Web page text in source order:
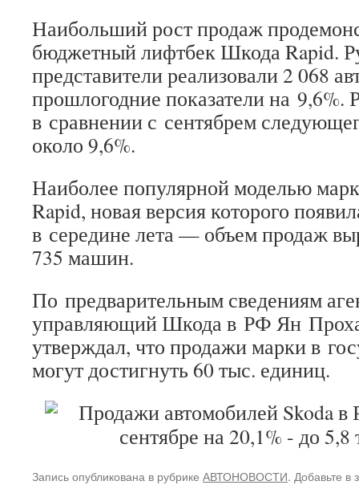
Наибольший рост продаж
бюджетный лифтбек Шкода Rapid.
представители реализовали 2 068
прошлогодние показатели на 9,6%.
в сравнении с сентябрем
около 9,6%.
Наиболее популярной моделью
Rapid, новая версия которого
в середине лета — объем продаж
735 машин.
По предварительным сведениям
управляющий Шкода в РФ Ян
утверждал, что продажи марки в
могут достигнуть 60 тыс. единиц.
Запись опубликована в рубрике АВТОНОВОСТИ. Добавьте в